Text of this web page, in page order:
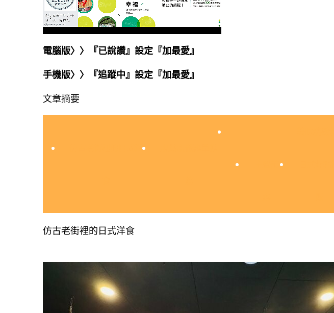
電腦版〉〉『已說讚』設定『加最愛』
手機版〉〉『追蹤中』設定『加最愛』
文章摘要
仿古老街裡的日式洋
仿古老街裡的日式洋食